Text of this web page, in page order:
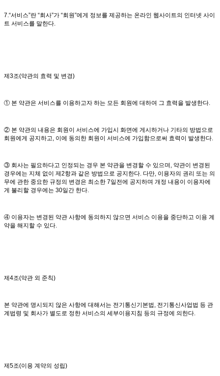
7.“서비스”란 “회사”가 “회원”에게 정보를 제공하는 온라인 웹사이트의 인터넷 사이
트 서비스를 말한다.
제3조(약관의 효력 및 변경)
① 본 약관은 서비스를 이용하고자 하는 모든 회원에 대하여 그 효력을 발생한다.
② 본 약관의 내용은 회원이 서비스에 가입시 화면에 게시하거나 기타의 방법으로
회원에게 공지하고, 이에 동의한 회원이 서비스에 가입함으로써 효력이 발생한다.
③ 회사는 필요하다고 인정되는 경우 본 약관을 변경할 수 있으며, 약관이 변경된
경우에는 지체 없이 제2항과 같은 방법으로 공지한다. 다만, 이용자의 권리 또는 의
무에 관한 중요한 규정의 변경은 최소한 7일전에 공지하며 개정 내용이 이용자에
게 불리할 경우에는 30일간 한다.
④ 이용자는 변경된 약관 사항에 동의하지 않으면 서비스 이용을 중단하고 이용 계
약을 해지할 수 있다.
제4조(약관 외 준칙)
본 약관에 명시되지 않은 사항에 대해서는 전기통신기본법, 전기통신사업법 등 관
계법령 및 회사가 별도로 정한 서비스의 세부이용지침 등의 규정에 의한다.
제5조(이용 계약의 성립)